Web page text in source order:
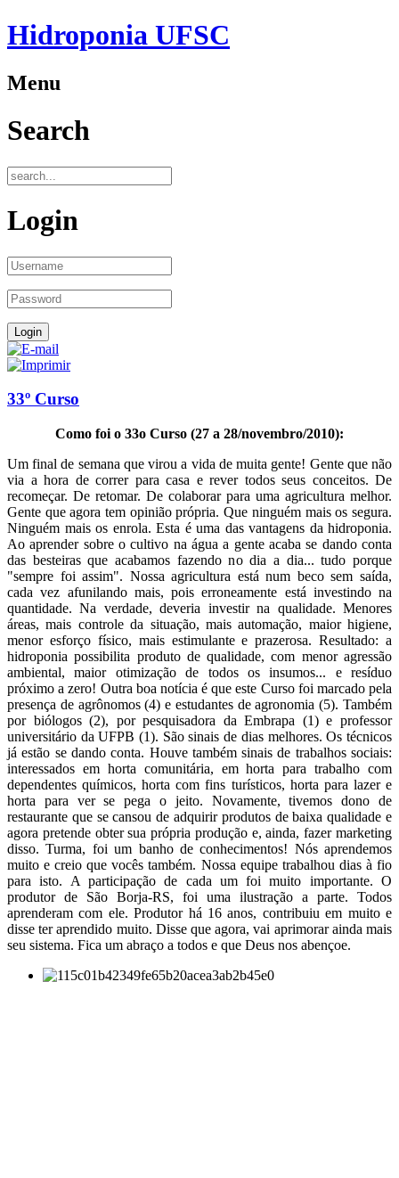
Hidroponia UFSC
Menu
Search
Login
33º Curso
Como foi o 33o Curso (27 a 28/novembro/2010):
Um final de semana que virou a vida de muita gente! Gente que não
via a hora de correr para casa e rever todos seus conceitos. De
recomeçar. De retomar. De colaborar para uma agricultura melhor.
Gente que agora tem opinião própria. Que ninguém mais os segura.
Ninguém mais os enrola. Esta é uma das vantagens da hidroponia.
Ao aprender sobre o cultivo na água a gente acaba se dando conta
das besteiras que acabamos fazendo no dia a dia... tudo porque
"sempre foi assim". Nossa agricultura está num beco sem saída,
cada vez afunilando mais, pois erroneamente está investindo na
quantidade. Na verdade, deveria investir na qualidade. Menores
áreas, mais controle da situação, mais automação, maior higiene,
menor esforço físico, mais estimulante e prazerosa. Resultado: a
hidroponia possibilita produto de qualidade, com menor agressão
ambiental, maior otimização de todos os insumos... e resíduo
próximo a zero! Outra boa notícia é que este Curso foi marcado pela
presença de agrônomos (4) e estudantes de agronomia (5). Também
por biólogos (2), por pesquisadora da Embrapa (1) e professor
universitário da UFPB (1). São sinais de dias melhores. Os técnicos
já estão se dando conta. Houve também sinais de trabalhos sociais:
interessados em horta comunitária, em horta para trabalho com
dependentes químicos, horta com fins turísticos, horta para lazer e
horta para ver se pega o jeito. Novamente, tivemos dono de
restaurante que se cansou de adquirir produtos de baixa qualidade e
agora pretende obter sua própria produção e, ainda, fazer marketing
disso. Turma, foi um banho de conhecimentos! Nós aprendemos
muito e creio que vocês também. Nossa equipe trabalhou dias à fio
para isto. A participação de cada um foi muito importante. O
produtor de São Borja-RS, foi uma ilustração a parte. Todos
aprenderam com ele. Produtor há 16 anos, contribuiu em muito e
disse ter aprendido muito. Disse que agora, vai aprimorar ainda mais
seu sistema. Fica um abraço a todos e que Deus nos abençoe.